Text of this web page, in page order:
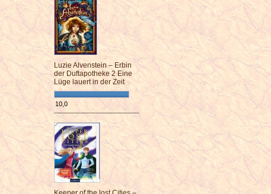
Luzie Alvenstein – Erbin
der Duftapotheke 2 Eine
Lüge lauert in der Zeit
10,0
¯¯¯¯¯¯¯¯¯¯¯¯¯¯¯¯¯¯¯¯¯¯¯¯